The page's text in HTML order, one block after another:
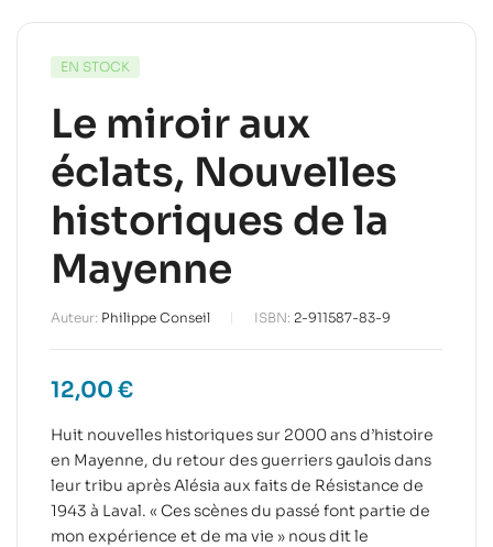
EN STOCK
Le miroir aux
éclats, Nouvelles
historiques de la
Mayenne
Auteur: Philippe Conseil ISBN: 2-911587-83-9
12,00 €
Huit nouvelles historiques sur 2000 ans d’histoire
en Mayenne, du retour des guerriers gaulois dans
leur tribu après Alésia aux faits de Résistance de
1943 à Laval. « Ces scènes du passé font partie de
mon expérience et de ma vie » nous dit le